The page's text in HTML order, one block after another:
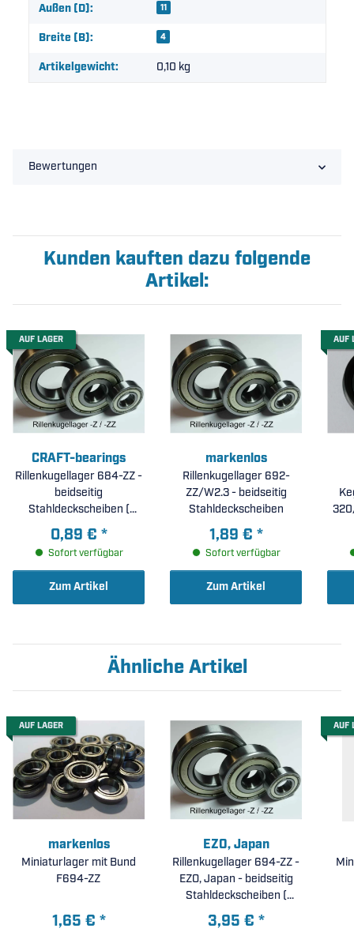
Außen (D): 11
Breite (B): 4
Artikelgewicht: 0,10 kg
Bewertungen
Kunden kauften dazu folgende
Artikel:
AUF LAGER
CRAFT-bearings
Rillenkugellager 684-ZZ -
beidseitig
Stahldeckscheiben (
4x9x4mm )
0,89 € *
Sofort verfügbar
Zum Artikel
markenlos
Rillenkugellager 692-
ZZ/W2.3 - beidseitig
Stahldeckscheiben
1,89 € *
Sofort verfügbar
Zum Artikel
AUF
Ähnliche Artikel
AUF LAGER
markenlos
Miniaturlager mit Bund
F694-ZZ
1,65 € *
EZO, Japan
Rillenkugellager 694-ZZ -
EZO, Japan - beidseitig
Stahldeckscheiben (
4x11x4mm )
3,95 € *
AUF